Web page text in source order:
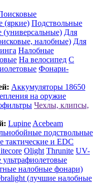
Подствольные
(универсальные) Для
налобные) Для
Налобные
На велосипед С
Фонари-
Аккумуляторы 18650
на оружие
Чехлы, клипсы,
Lupine Acebeam
подствольные
тактические и EDC
Olight Thrunite UV-
налобные фонари)
(лучшие налобные